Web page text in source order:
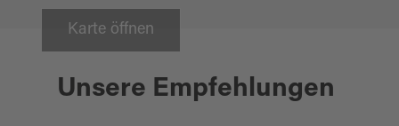
Karte öffnen
Unsere Empfehlungen
Neustadt a.d. Waldnaab
ERLEBNISWELT ZOIGL UND